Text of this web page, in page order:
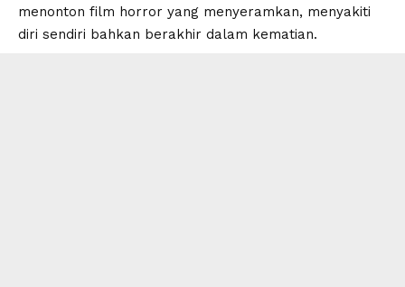
menonton film horror yang menyeramkan, menyakiti
diri sendiri bahkan berakhir dalam kematian.